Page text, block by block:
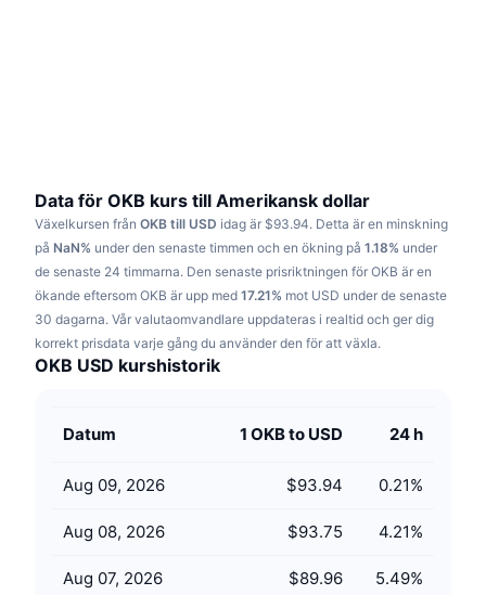
Sport
Finans
Teknik
Teknisk analys
RSI
MACD
Derivat
Analys
Videor
Ordlista
Kampanjer
Lär dig och tjäna
Kalendrar
Data för OKB kurs till Amerikansk dollar
Växelkursen från OKB till USD idag är $93.94. Detta är en minskning
på NaN% under den senaste timmen och en ökning på 1.18% under
de senaste 24 timmarna. Den senaste prisriktningen för OKB är en
ökande eftersom OKB är upp med 17.21% mot USD under de senaste
30 dagarna. Vår valutaomvandlare uppdateras i realtid och ger dig
korrekt prisdata varje gång du använder den för att växla.
OKB USD kurshistorik
Datum 1 OKB to USD 24 h
Aug 09, 2026 $93.94 0.21%
Aug 08, 2026 $93.75 4.21%
Aug 07, 2026 $89.96 5.49%